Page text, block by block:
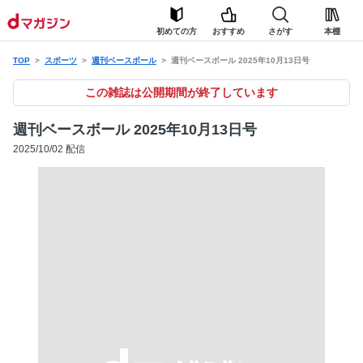
初めての方 おすすめ さがす 本棚
TOP スポーツ 週刊ベースボール 週刊ベースボール 2025年10月13日号
この雑誌は公開期間が終了しています
週刊ベースボール 2025年10月13日号
2025/10/02 配信